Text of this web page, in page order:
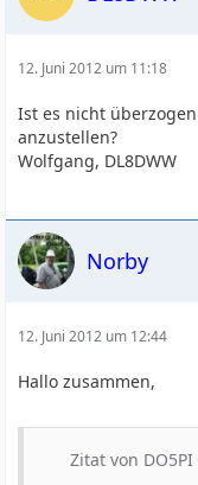
12. Juni 2012 um 11:18
Ist es nicht
anzustellen?
Wolfgang, DL8DWW
Norby
12. Juni 2012 um 12:44
Hallo zusammen,
Zitat von DO5PI